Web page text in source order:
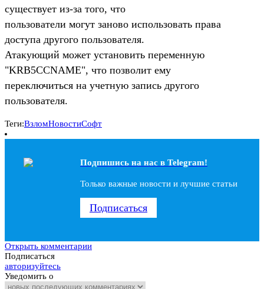
существует из-за того, что
пользователи могут заново использовать права
доступа другого пользователя.
Атакующий может установить переменную
"KRB5CCNAME", что позволит ему
переключиться на учетную запись другого
пользователя.
Теги:ВзломНовостиСофт
Подпишись на наc в Telegram!
Только важные новости и лучшие статьи
Подписаться
Открыть комментарии
Подписаться
авторизуйтесь
Уведомить о